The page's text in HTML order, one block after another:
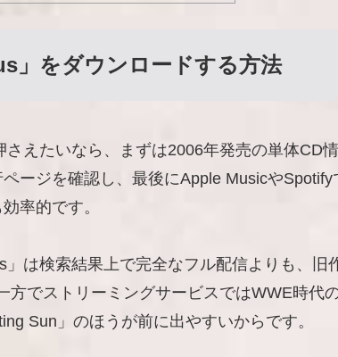
」をダウンロードする方法
えたいなら、まずは2006年発売の単体CD
ージを確認し、最後にApple MusicやSpotify
率的です。
は検索結果上で完全なフル配信よりも、旧
方でストリーミングサービスではWWE時代
Sun」のほうが前に出やすいからです。